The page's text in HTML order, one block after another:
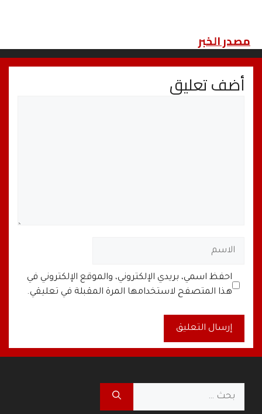
مصدر الخبر
أضف تعليق
الاسم
البريد
الإلكتروني
الموقع
الإلكتروني
احفظ اسمي، بريدي الإلكتروني، والموقع الإلكتروني في
هذا المتصفح لاستخدامها المرة المقبلة في تعليقي.
A
t
البحث